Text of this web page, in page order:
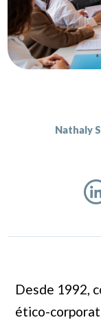
Nathaly
Desde 1992,
ético-